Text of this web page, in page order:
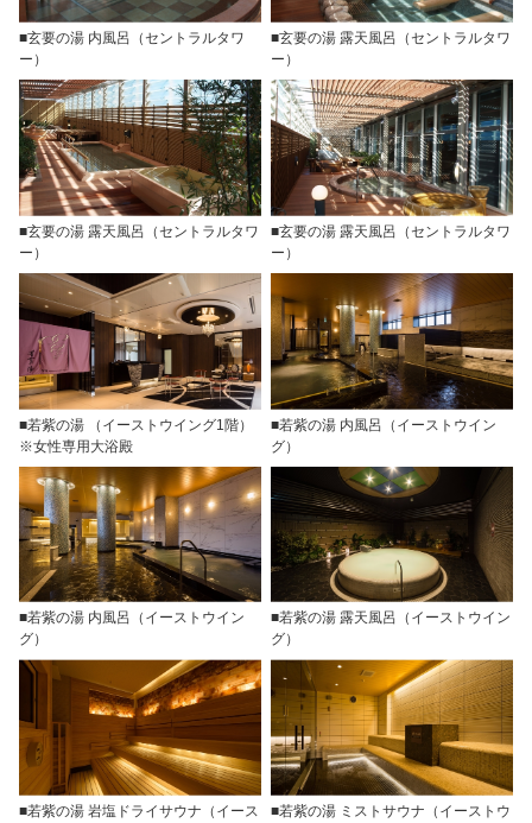
■玄要の湯 内風呂（セントラルタワ
ー）
■玄要の湯 露天風呂（セントラルタワ
ー）
■玄要の湯 露天風呂（セントラルタワ
ー）
■玄要の湯 露天風呂（セントラルタワ
ー）
■若紫の湯 （イーストウイング1階）
※女性専用大浴殿
■若紫の湯 内風呂（イーストウイン
グ）
■若紫の湯 内風呂（イーストウイン
グ）
■若紫の湯 露天風呂（イーストウイン
グ）
■若紫の湯 岩塩ドライサウナ（イース
■若紫の湯 ミストサウナ（イーストウ